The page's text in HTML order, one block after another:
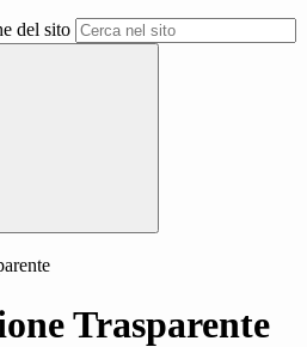
del sito
Trasparente